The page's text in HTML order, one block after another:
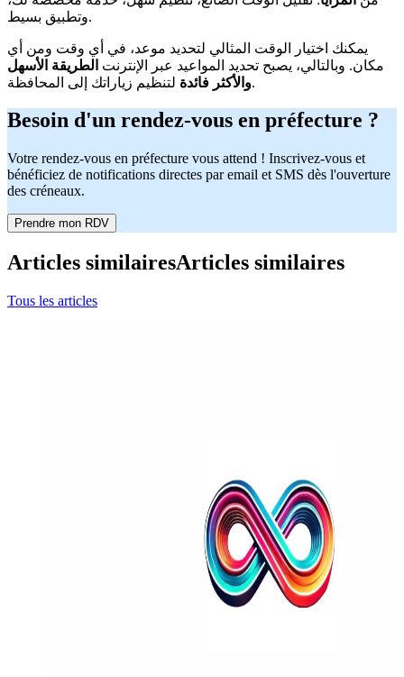
وتطبيق بسيط.
يمكنك اختيار الوقت المثالي لتحديد موعد، في أي وقت ومن أي
مكان. وبالتالي، يصبح تحديد المواعيد عبر الإنترنت الطريقة الأسهل
والأكثر فائدةلتنظيم زياراتك إلى المحافظة.
Besoin d'un rendez-vous en préfecture ?
Votre rendez-vous en préfecture vous attend ! Inscrivez-vous et
bénéficiez de notifications directes par email et SMS dès l'ouverture
des créneaux.
Prendre mon RDV
Articles similairesArticles similaires
Tous les articles